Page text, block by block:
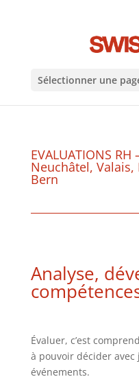
Sélectionner une
EVALUATIONS
Neuchâtel,
Bern
Analyse,
Évaluer, c’est
à pouvoir décider avec
événements.